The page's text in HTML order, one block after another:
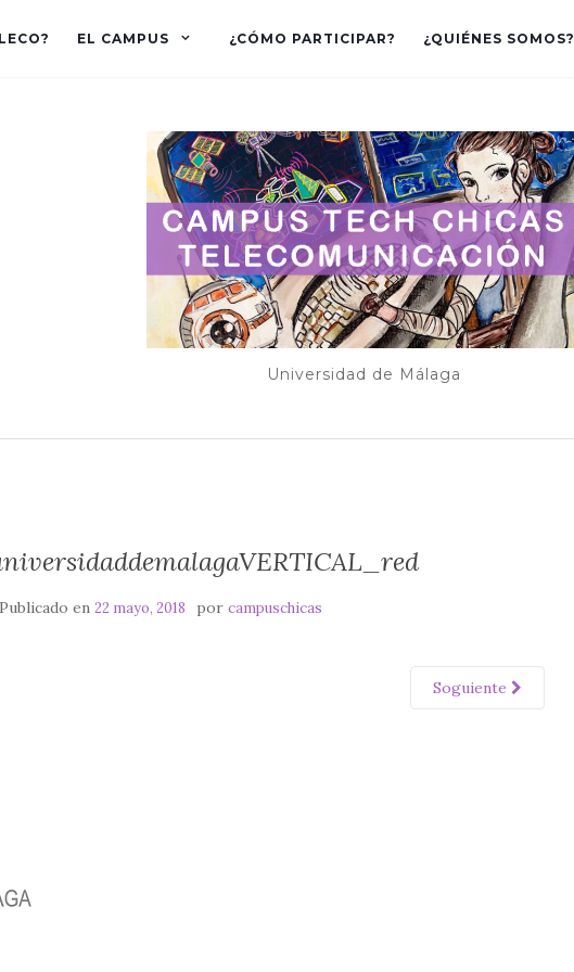
EL CAMPUS ¿CÓMO PARTICIPAR? ¿QUIÉNES SOMOS?
Universidad de Málaga
Publicado en22 mayo, 2018 porcampuschicas
Soguiente